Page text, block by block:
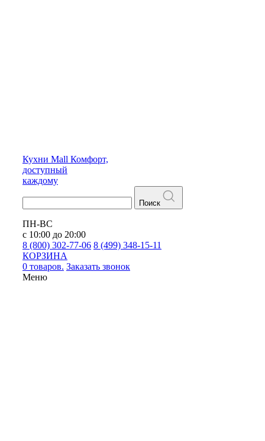
Кухни Mall Комфорт,
доступный
каждому
Поиск
ПН-ВС
с 10:00 до 20:00
8 (800) 302-77-06 8 (499) 348-15-11
КОРЗИНА
0 товаров. Заказать звонок
Меню